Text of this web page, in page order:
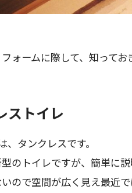
フォームに際して、知って
ストイレ
、タンクレスです。
のトイレですが、簡単に
ので空間が広く見え最近で